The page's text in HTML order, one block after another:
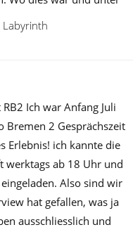
Labyrinth
Ich war Anfang Juli
Bremen 2 Gesprächszeit
Erlebnis! ich kannte die
werktags ab 18 Uhr und
Also sind wir
hat gefallen, was ja
ausschliesslich und